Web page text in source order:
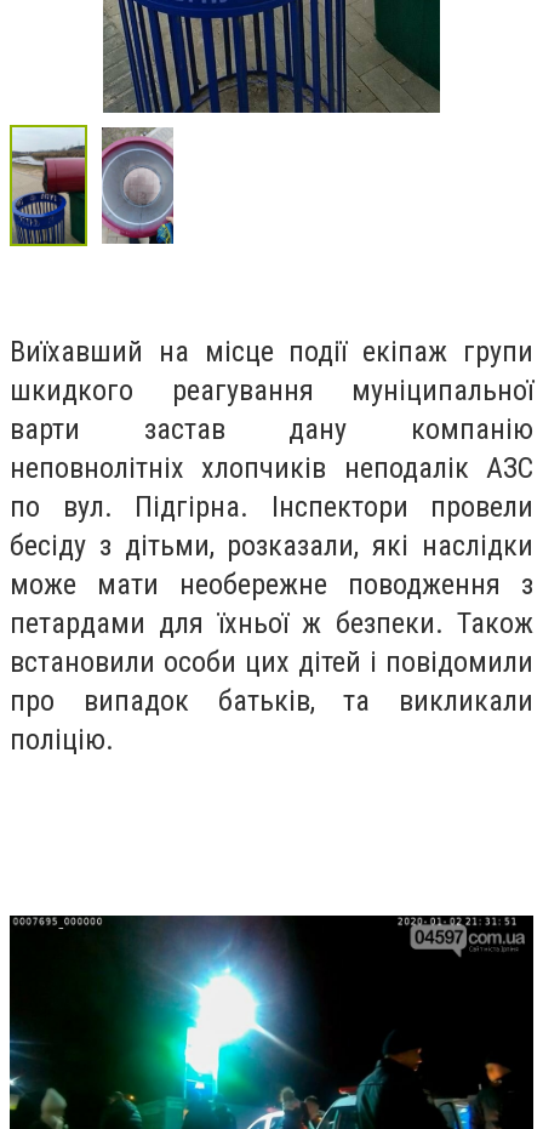
Виїхавший на місце події екіпаж групи
шкидкого реагування муніципальної
варти застав дану компанію
неповнолітніх хлопчиків неподалік АЗС
по вул. Підгірна. Інспектори провели
бесіду з дітьми, розказали, які наслідки
може мати необережне поводження з
петардами для їхньої ж безпеки. Також
встановили особи цих дітей і повідомили
про випадок батьків, та викликали
поліцію.